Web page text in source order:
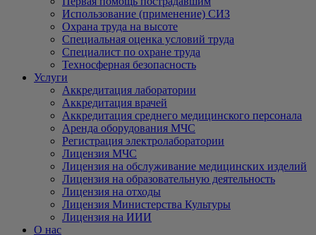
Использование (применение) СИЗ
Охрана труда на высоте
Специальная оценка условий труда
Специалист по охране труда
Техносферная безопасность
Услуги
Аккредитация лаборатории
Аккредитация врачей
Аккредитация среднего медицинского персонала
Аренда оборудования МЧС
Регистрация электролаборатории
Лицензия МЧС
Лицензия на обслуживание медицинских изделий
Лицензия на образовательную деятельность
Лицензия на отходы
Лицензия Министерства Культуры
Лицензия на ИИИ
О нас